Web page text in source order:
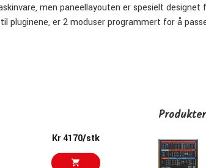
men paneellayouten er spesielt designet
pluginene, er 2 moduser programmert for å
5-pin DIN-MIDI inngang og utgang. Alle
og bruke den som en USB-MIDI-grensesnitt, eller
DIN-MIDI-tilkoblingen gjør det mulig å koble
appen kan brukeren sette opp sine egne MIDI-
hardwaresynths bli integrert i kontrollpanel-appen.
Kr 4170/stk